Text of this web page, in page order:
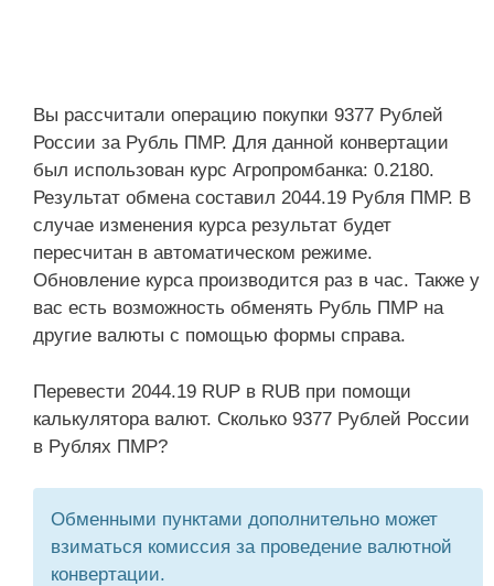
Вы рассчитали операцию покупки 9377 Рублей
России за Рубль ПМР. Для данной конвертации
был использован курс Агропромбанка: 0.2180.
Результат обмена составил 2044.19 Рубля ПМР. В
случае изменения курса результат будет
пересчитан в автоматическом режиме.
Обновление курса производится раз в час. Также у
вас есть возможность обменять Рубль ПМР на
другие валюты с помощью формы справа.
Перевести 2044.19 RUP в RUB при помощи
калькулятора валют. Сколько 9377 Рублей России
в Рублях ПМР?
Обменными пунктами дополнительно может
взиматься комиссия за проведение валютной
конвертации.